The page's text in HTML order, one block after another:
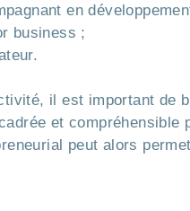
en
business ;
il est important de
et
peut alors